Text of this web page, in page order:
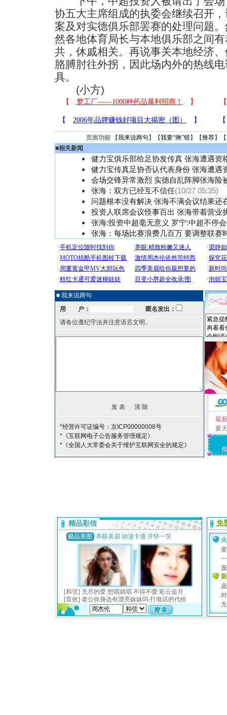
协五大主席组成的执委会继续召开
案及对实德俱乐部罢赛的处理问题
然各地体育局长与本地俱乐部之间
共，休戚相关。再说事关本地经济
胳膊肘往外拐，因此场内外的热线
具。
(小方)
页面功能 【我来说两句 】【我要“揪”错】【推荐】
■相关新闻
健力宝俱乐部给足协发传真 张海遭遇资
健力宝传真足协否认代表身份 张海遭遇
会场交锋异常激烈 实德自乱阵脚张海险
张海：双方已经互不信任(10/27 05:35)
问题根本没有解决 张海不满会议结果还
投资人联席会议怪事百出 张海带着营业
张海:投资中超毫无意义 罗宁:中超不停
张海：每场比赛浪费几百万 要调整联赛
■ 我来说两句
用 户：
匿名发出：
请各位遵纪守法并注意语言文明。
*经营许可证编号：京ICP00000008号
*《互联网电子公告服务管理规定》
*《全国人大常委会关于维护互联网安全的规定》
最
夏